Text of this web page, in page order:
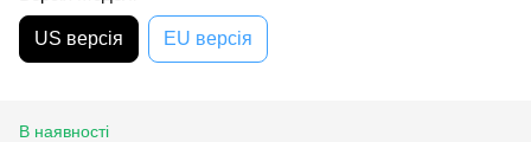
US версія EU версія
В наявності